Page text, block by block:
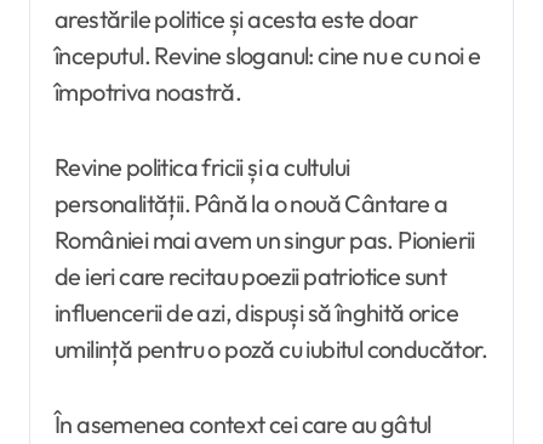
arestările politice și acesta este doar
începutul. Revine sloganul: cine nu e cu noi e
împotriva noastră.
Revine politica fricii și a cultului
personalității. Până la o nouă Cântare a
României mai avem un singur pas. Pionierii
de ieri care recitau poezii patriotice sunt
influencerii de azi, dispuși să înghită orice
umilință pentru o poză cu iubitul conducător.
În asemenea context cei care au gâtul